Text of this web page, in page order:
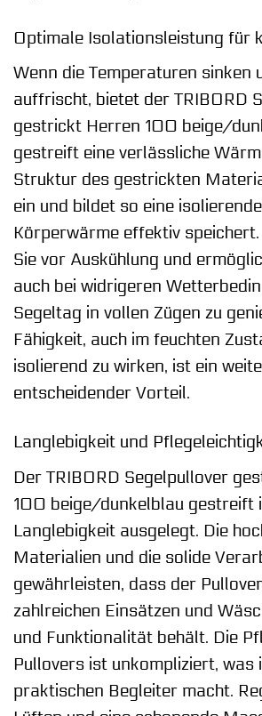
Optimale Isolationsleistung für
Wenn die Temperaturen sinken
auffrischt, bietet der TRIBORD
gestrickt Herren 100 beige/
gestreift eine verlässliche
Struktur des gestrickten
ein und bildet so eine
Körperwärme effektiv
Sie vor Auskühlung und
auch bei widrigeren
Segeltag in vollen Zügen zu
Fähigkeit, auch im feuchten
isolierend zu wirken, ist ein
entscheidender Vorteil.
Langlebigkeit und
Der TRIBORD Segelpullover
100 beige/dunkelblau gestreift
Langlebigkeit ausgelegt. Die
Materialien und die solide
gewährleisten, dass der
zahlreichen Einsätzen und
und Funktionalität behält. Die
Pullovers ist unkompliziert, was
praktischen Begleiter macht.